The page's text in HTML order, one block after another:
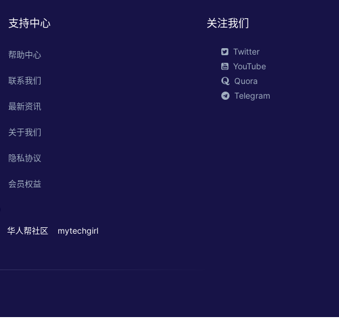
支持中心
帮助中心
联系我们
最新资讯
关于我们
隐私协议
会员权益
关注我们
Twitter
YouTube
Quora
Telegram
华人帮社区 mytechgirl